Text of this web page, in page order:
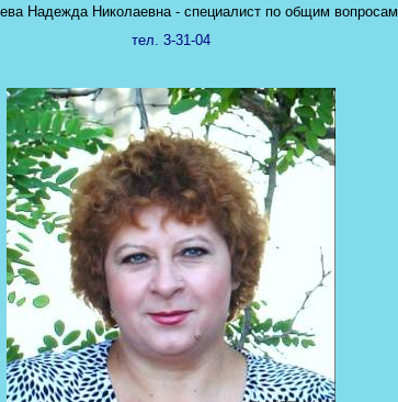
Надежда Николаевна - специалист по общим вопросам
тел. 3-31-04